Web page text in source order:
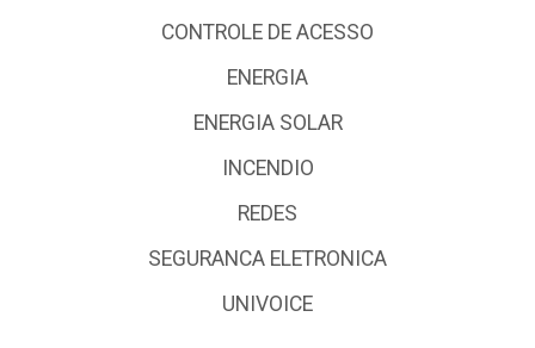
CONTROLE DE ACESSO
ENERGIA
ENERGIA SOLAR
INCENDIO
REDES
SEGURANCA ELETRONICA
UNIVOICE